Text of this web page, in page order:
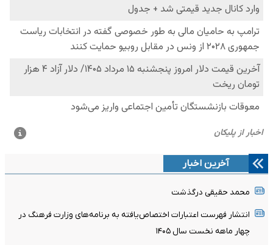
آخرین اخبار
محمد حقیقی درگذشت
انتشار فهرست اعتبارات اختصاص‌یافته به برنامه‌های وزارت فرهنگ در
چهار ماهه نخست سال ۱۴۰۵